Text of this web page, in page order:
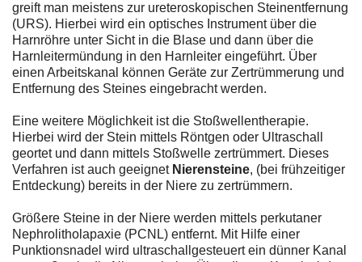
greift man meistens zur ureteroskopischen Steinentfernung
(URS). Hierbei wird ein optisches Instrument über die
Harnröhre unter Sicht in die Blase und dann über die
Harnleitermündung in den Harnleiter eingeführt. Über
einen Arbeitskanal können Geräte zur Zertrümmerung und
Entfernung des Steines eingebracht werden.
Eine weitere Möglichkeit ist die Stoßwellentherapie.
Hierbei wird der Stein mittels Röntgen oder Ultraschall
geortet und dann mittels Stoßwelle zertrümmert. Dieses
Verfahren ist auch geeignet Nierensteine, (bei frühzeitiger
Entdeckung) bereits in der Niere zu zertrümmern.
Größere Steine in der Niere werden mittels perkutaner
Nephrolitholapaxie (PCNL) entfernt. Mit Hilfe einer
Punktionsnadel wird ultraschallgesteuert ein dünner Kanal